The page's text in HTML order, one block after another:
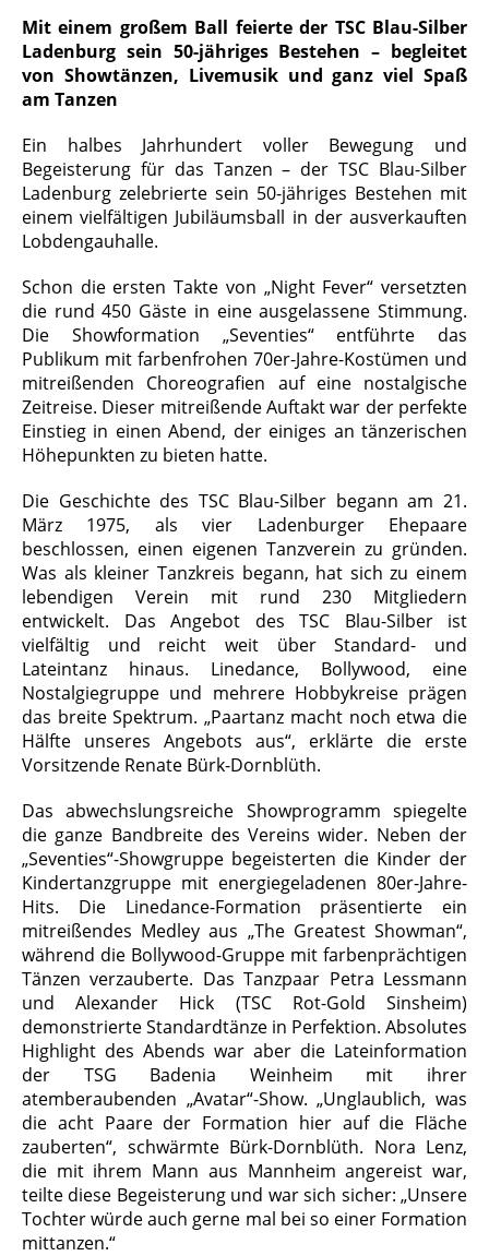
Mit einem großem Ball feierte der TSC Blau-Silber
Ladenburg sein 50-jähriges Bestehen – begleitet
von Showtänzen, Livemusik und ganz viel Spaß
am Tanzen
Ein halbes Jahrhundert voller Bewegung und
Begeisterung für das Tanzen – der TSC Blau-Silber
Ladenburg zelebrierte sein 50-jähriges Bestehen mit
einem vielfältigen Jubiläumsball in der ausverkauften
Lobdengauhalle.
Schon die ersten Takte von „Night Fever“ versetzten
die rund 450 Gäste in eine ausgelassene Stimmung.
Die Showformation „Seventies“ entführte das
Publikum mit farbenfrohen 70er-Jahre-Kostümen und
mitreißenden Choreografien auf eine nostalgische
Zeitreise. Dieser mitreißende Auftakt war der perfekte
Einstieg in einen Abend, der einiges an tänzerischen
Höhepunkten zu bieten hatte.
Die Geschichte des TSC Blau-Silber begann am 21.
März 1975, als vier Ladenburger Ehepaare
beschlossen, einen eigenen Tanzverein zu gründen.
Was als kleiner Tanzkreis begann, hat sich zu einem
lebendigen Verein mit rund 230 Mitgliedern
entwickelt. Das Angebot des TSC Blau-Silber ist
vielfältig und reicht weit über Standard- und
Lateintanz hinaus. Linedance, Bollywood, eine
Nostalgiegruppe und mehrere Hobbykreise prägen
das breite Spektrum. „Paartanz macht noch etwa die
Hälfte unseres Angebots aus“, erklärte die erste
Vorsitzende Renate Bürk-Dornblüth.
Das abwechslungsreiche Showprogramm spiegelte
die ganze Bandbreite des Vereins wider. Neben der
„Seventies“-Showgruppe begeisterten die Kinder der
Kindertanzgruppe mit energiegeladenen 80er-Jahre-
Hits. Die Linedance-Formation präsentierte ein
mitreißendes Medley aus „The Greatest Showman“,
während die Bollywood-Gruppe mit farbenprächtigen
Tänzen verzauberte. Das Tanzpaar Petra Lessmann
und Alexander Hick (TSC Rot-Gold Sinsheim)
demonstrierte Standardtänze in Perfektion. Absolutes
Highlight des Abends war aber die Lateinformation
der TSG Badenia Weinheim mit ihrer
atemberaubenden „Avatar“-Show. „Unglaublich, was
die acht Paare der Formation hier auf die Fläche
zauberten“, schwärmte Bürk-Dornblüth. Nora Lenz,
die mit ihrem Mann aus Mannheim angereist war,
teilte diese Begeisterung und war sich sicher: „Unsere
Tochter würde auch gerne mal bei so einer Formation
mittanzen.“